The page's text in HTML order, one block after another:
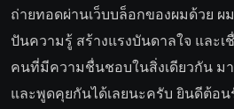
ถ่ายทอดผ่านเว็บบล็อกของผมด้วย ผ
ปันความรู้ สร้างแรงบันดาลใจ และ
คนที่มีความชื่นชอบในสิ่งเดียวกัน ม
และพูดคุยกันได้เลยนะครับ ยินดีต้อน